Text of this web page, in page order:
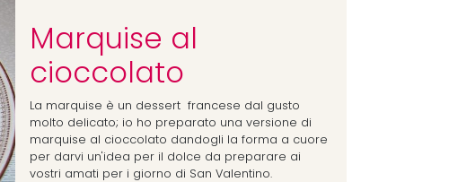
Marquise al
cioccolato
La marquise è un dessert francese dal gusto
molto delicato; io ho preparato una versione di
marquise al cioccolato dandogli la forma a cuore
per darvi un'idea per il dolce da preparare ai
vostri amati per i giorno di San Valentino.